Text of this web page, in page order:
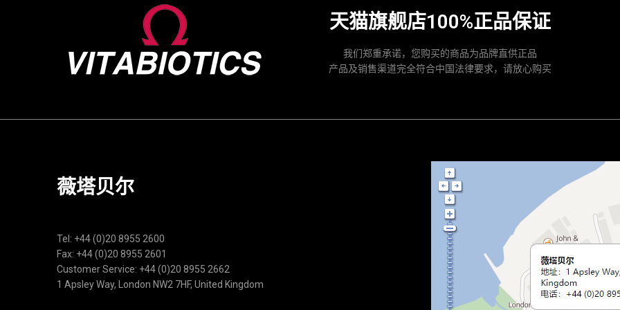
天猫旗舰店100%正品保证
我们郑重承诺，您购买的商品为品牌直供正品
产品及销售渠道完全符合中国法律要求，请放心购买
薇塔贝尔
Tel: +44 (0)20 8955 2600
Fax: +44 (0)20 8955 2601
Customer Service: +44 (0)20 8955 2662
1 Apsley Way, London NW2 7HF, United Kingdom